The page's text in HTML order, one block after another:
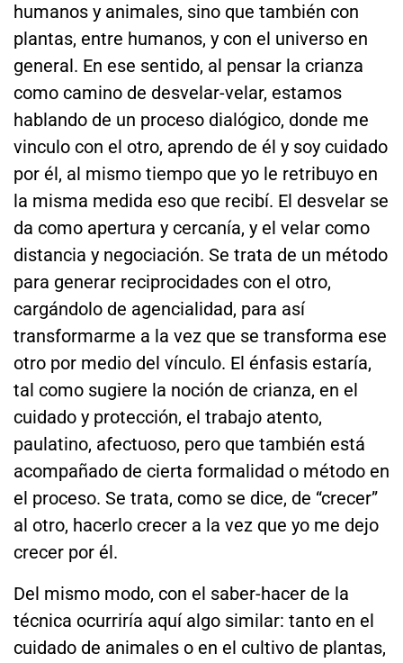
humanos y animales, sino que también con
plantas, entre humanos, y con el universo en
general. En ese sentido, al pensar la crianza
como camino de desvelar-velar, estamos
hablando de un proceso dialógico, donde me
vinculo con el otro, aprendo de él y soy cuidado
por él, al mismo tiempo que yo le retribuyo en
la misma medida eso que recibí. El desvelar se
da como apertura y cercanía, y el velar como
distancia y negociación. Se trata de un método
para generar reciprocidades con el otro,
cargándolo de agencialidad, para así
transformarme a la vez que se transforma ese
otro por medio del vínculo. El énfasis estaría,
tal como sugiere la noción de crianza, en el
cuidado y protección, el trabajo atento,
paulatino, afectuoso, pero que también está
acompañado de cierta formalidad o método en
el proceso. Se trata, como se dice, de “crecer”
al otro, hacerlo crecer a la vez que yo me dejo
crecer por él.
Del mismo modo, con el saber-hacer de la
técnica ocurriría aquí algo similar: tanto en el
cuidado de animales o en el cultivo de plantas,